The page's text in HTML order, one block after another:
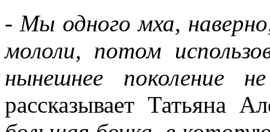
- Мы одного мха,
мололи, потом
нынешнее поколение
рассказывает Татьяна